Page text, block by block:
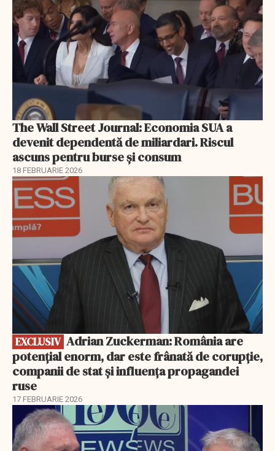
The Wall Street Journal: Economia SUA a
devenit dependentă de miliardari. Riscul
ascuns pentru burse și consum
18 FEBRUARIE 2026
EXCLUSIV
EXCLUSIV
potențial enorm, dar este frânată de corupție,
companii de stat și influența propagandei
ruse
17 FEBRUARIE 2026
EXCLUSIV